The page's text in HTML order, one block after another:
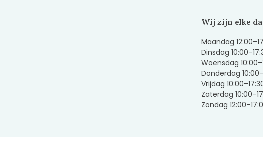
Wij zijn elke
Maandag
Dinsdag
Woensdag
Donderdag
Vrijdag
Zaterdag
Zondag